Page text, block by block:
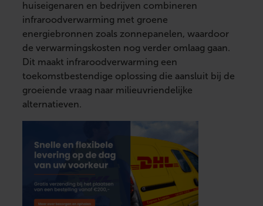
huiseigenaren en bedrijven combineren
infraroodverwarming met groene
energiebronnen zoals zonnepanelen, waardoor
de verwarmingskosten nog verder omlaag gaan.
Dit maakt infraroodverwarming een
toekomstbestendige oplossing die aansluit bij de
groeiende vraag naar milieuvriendelijke
alternatieven.